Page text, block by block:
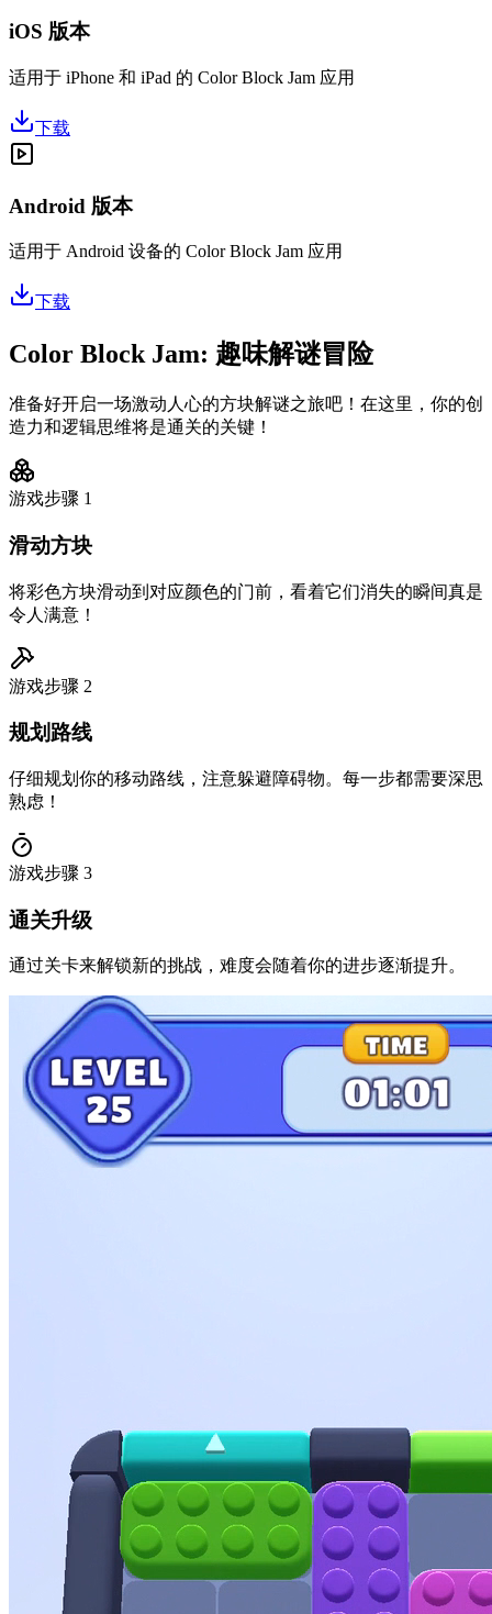
iOS 版本
适用于 iPhone 和 iPad 的 Color Block Jam 应用
下载
Android 版本
适用于 Android 设备的 Color Block Jam 应用
下载
Color Block Jam: 趣味解谜冒险
准备好开启一场激动人心的方块解谜之旅吧！在这里，你的创
造力和逻辑思维将是通关的关键！
游戏步骤 1
滑动方块
将彩色方块滑动到对应颜色的门前，看着它们消失的瞬间真是
令人满意！
游戏步骤 2
规划路线
仔细规划你的移动路线，注意躲避障碍物。每一步都需要深思
熟虑！
游戏步骤 3
通关升级
通过关卡来解锁新的挑战，难度会随着你的进步逐渐提升。